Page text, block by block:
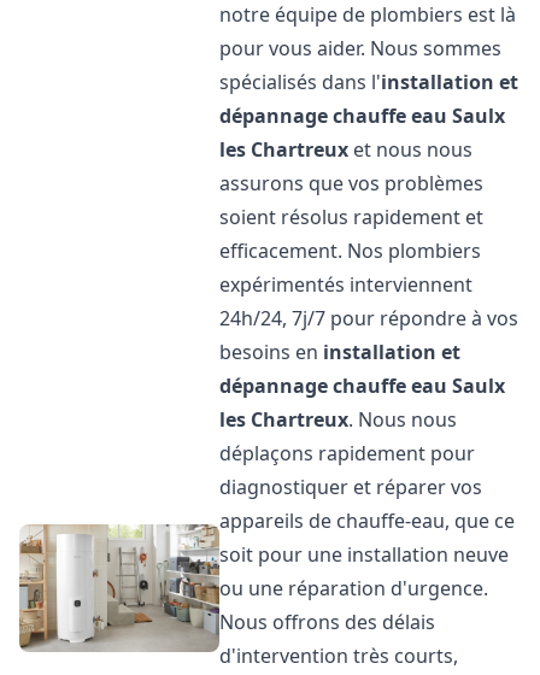
notre équipe de plombiers est là
pour vous aider. Nous sommes
spécialisés dans l'installation et
dépannage chauffe eau Saulx
les Chartreux et nous nous
assurons que vos problèmes
soient résolus rapidement et
efficacement. Nos plombiers
expérimentés interviennent
24h/24, 7j/7 pour répondre à vos
besoins en installation et
dépannage chauffe eau Saulx
les Chartreux. Nous nous
déplaçons rapidement pour
diagnostiquer et réparer vos
appareils de chauffe-eau, que ce
soit pour une installation neuve
ou une réparation d'urgence.
Nous offrons des délais
d'intervention très courts,